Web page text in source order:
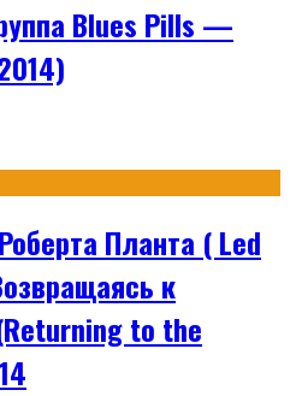
Blues Pills —
Планта ( Led
к
to the